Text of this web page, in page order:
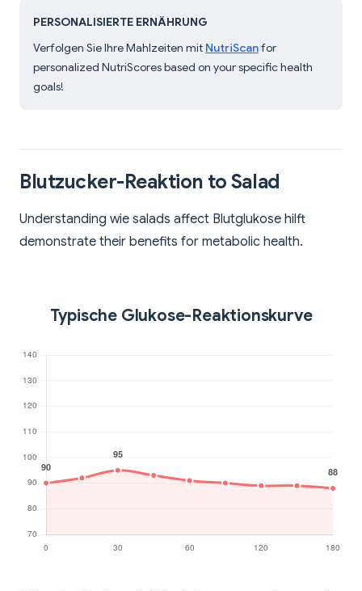
PERSONALISIERTE ERNÄHRUNG
Verfolgen Sie Ihre Mahlzeiten mit NutriScanfor
personalized NutriScores based on your specific health
goals!
Blutzucker-Reaktion to Salad
Understanding wie salads affect Blutglukose hilft
demonstrate their benefits for metabolic health.
Typische Glukose-Reaktionskurve